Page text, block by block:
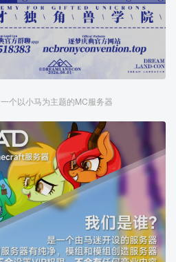
一个以小马为主题的MC服务器